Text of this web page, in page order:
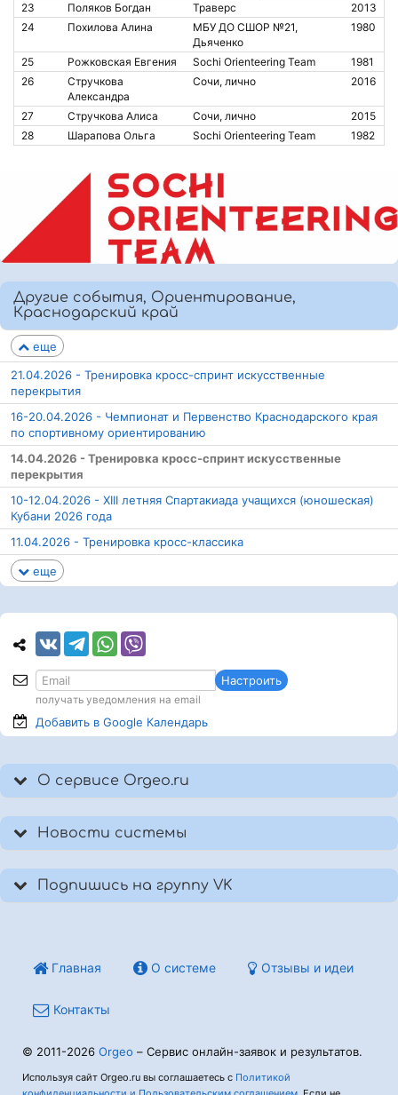
23
Поляков Богдан Траверс
2013
24
Похилова Алина
МБУ ДО СШОР №21,
Дьяченко
1980
25 Рожковская Евгения Sochi Orienteering Team
1981
26
Стручкова
Александра
Сочи, лично 2016
27 Стручкова Алиса Сочи, лично
2015
28
Шарапова Ольга Sochi Orienteering Team 1982
Другие события, Ориентирование,
Краснодарский край
еще
21.04.2026 - Тренировка кросс-спринт искусственные
перекрытия
16-20.04.2026 - Чемпионат и Первенство Краснодарского края
по спортивному ориентированию
14.04.2026 - Тренировка кросс-спринт искусственные
перекрытия
10-12.04.2026 - XIII летняя Спартакиада учащихся (юношеская)
Кубани 2026 года
11.04.2026 - Тренировка кросс-классика
еще
Настроить
получать уведомления на email
Добавить в Google Календарь
О сервисе Orgeo.ru
Новости системы
Подпишись на группу VK
Главная О системе Отзывы и идеи
Контакты
© 2011-2026 Orgeo – Сервис онлайн-заявок и результатов.
Используя сайт Orgeo.ru вы соглашаетесь с Политикой